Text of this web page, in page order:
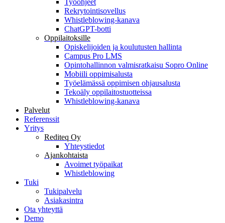
Työohjeet
Rekrytointisovellus
Whistleblowing-kanava
ChatGPT-botti
Oppilaitoksille
Opiskelijoiden ja koulutusten hallinta
Campus Pro LMS
Opintohallinnon valmisratkaisu Sopro Online
Mobiili oppimisalusta
Työelämässä oppimisen ohjausalusta
Tekoäly oppilaitostuotteissa
Whistleblowing-kanava
Palvelut
Referenssit
Yritys
Rediteq Oy
Yhteystiedot
Ajankohtaista
Avoimet työpaikat
Whistleblowing
Tuki
Tukipalvelu
Asiakasintra
Ota yhteyttä
Demo